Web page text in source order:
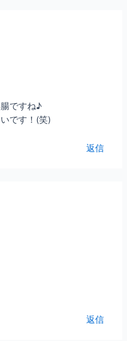
ですね♪
です！(笑)
返信
返信